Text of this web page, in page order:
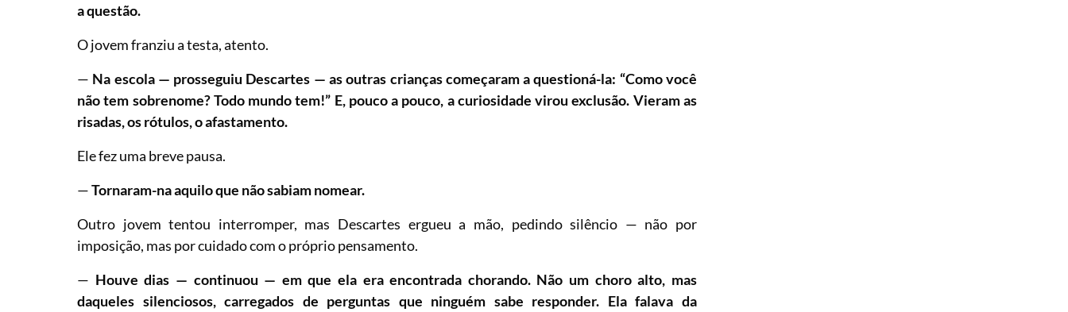
a questão.
O jovem franziu a testa, atento.
— Na escola — prosseguiu Descartes — as outras crianças começaram a questioná-la: “Como você
não tem sobrenome? Todo mundo tem!” E, pouco a pouco, a curiosidade virou exclusão. Vieram as
risadas, os rótulos, o afastamento.
Ele fez uma breve pausa.
—Tornaram-na aquilo que não sabiam nomear.
Outro jovem tentou interromper, mas Descartes ergueu a mão, pedindo silêncio — não por
imposição, mas por cuidado com o próprio pensamento.
— Houve dias — continuou — em que ela era encontrada chorando. Não um choro alto, mas
daqueles silenciosos, carregados de perguntas que ninguém sabe responder. Ela falava da